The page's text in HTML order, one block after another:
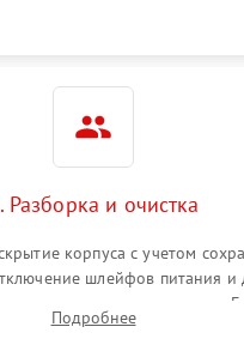
Разборка и очистка
корпуса с учетом
шлейфов питания и
плат от окислов и пыли.
объектива
Подробнее